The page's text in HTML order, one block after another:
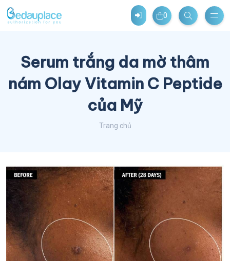
0
Serum trắng da mờ thâm
nám Olay Vitamin C Peptide
của Mỹ
Trang chủ